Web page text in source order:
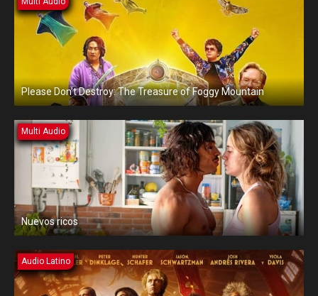
Please Don’t Destroy: The Treasure of Foggy Mountain
Multi Audio
Nuevos ricos
Audio Latino